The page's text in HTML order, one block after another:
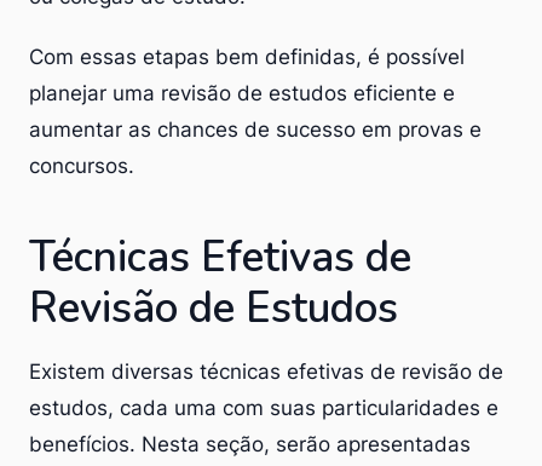
Com essas etapas bem definidas, é possível
planejar uma revisão de estudos eficiente e
aumentar as chances de sucesso em provas e
concursos.
Técnicas Efetivas de
Revisão de Estudos
Existem diversas técnicas efetivas de revisão de
estudos, cada uma com suas particularidades e
benefícios. Nesta seção, serão apresentadas